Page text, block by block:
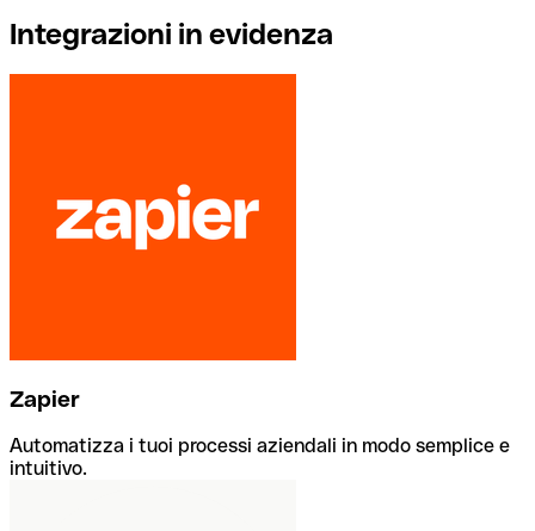
Integrazioni in evidenza
Zapier
Automatizza i tuoi processi aziendali in modo semplice e
intuitivo.